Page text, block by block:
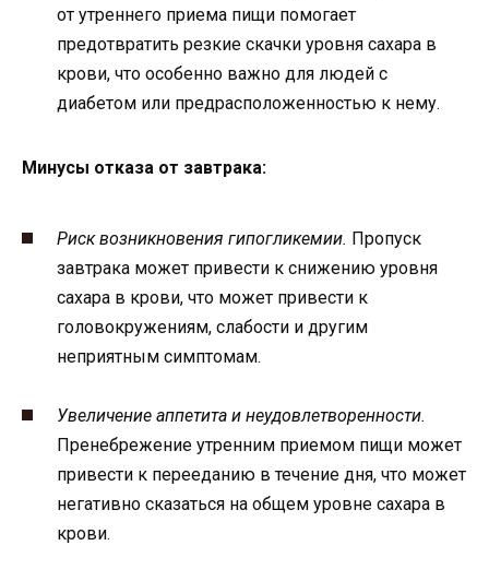
от утреннего приема пищи помогает
предотвратить резкие скачки уровня сахара в
крови, что особенно важно для людей с
диабетом или предрасположенностью к нему.
Минусы отказа от завтрака:
Риск возникновения гипогликемии. Пропуск
завтрака может привести к снижению уровня
сахара в крови, что может привести к
головокружениям, слабости и другим
неприятным симптомам.
Увеличение аппетита и неудовлетворенности.
Пренебрежение утренним приемом пищи может
привести к перееданию в течение дня, что может
негативно сказаться на общем уровне сахара в
крови.